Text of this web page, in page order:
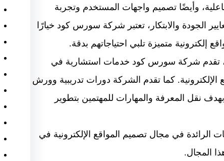
وأيضًا تصميم واجهات المستخدم وتجربة
الجودة والابتكار، تعتبر شركة سورس كود خيارًا
إلكترونية متميزة تلبي احتياجاتهم بدقة.
تقدم شركة سورس كود خدمات استشارية في
كما تقدم الشركة دورات تدريبية وورش
نقل المعرفة والمهارات للمهتمين بتطوير
في مجال تصميم المواقع الإلكترونية في
المجال.